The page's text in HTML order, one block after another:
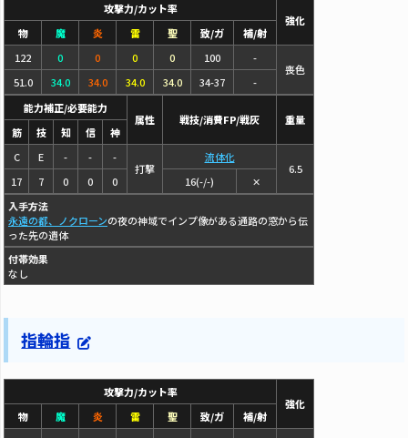
攻撃力/カット率
強化
物
魔 炎 雷 聖 致/ガ
補/射
122
0 0 0 0 100
-
喪色
51.0
34.0 34.0 34.0 34.0 34-37
-
能力補正/必要能力
属性
戦技/消費FP/戦灰
重量
筋
技 知 信
神
C
E - -
-
打撃
流体化
6.5
17
7 0 0 0 16(-/-)
✕
入手方法
永遠の都、ノクローンの夜の神域でインプ像がある通路の窓から伝
った先の遺体
付帯効果
なし
指輪指
攻撃力/カット率
強化
物
魔 炎 雷 聖 致/ガ
補/射